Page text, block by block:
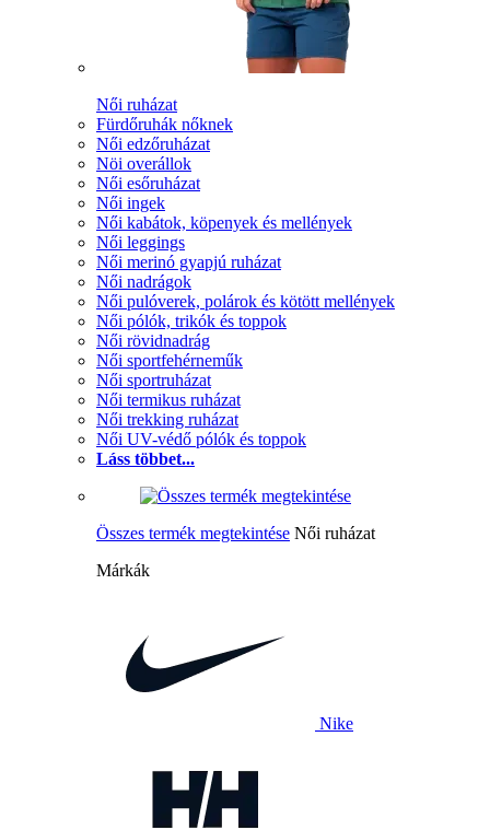
Női ruházat
Fürdőruhák nőknek
Női edzőruházat
Nöi overállok
Női esőruházat
Női ingek
Női kabátok, köpenyek és mellények
Női leggings
Női merinó gyapjú ruházat
Női nadrágok
Női pulóverek, polárok és kötött mellények
Női pólók, trikók és toppok
Női rövidnadrág
Női sportfehérneműk
Női sportruházat
Női termikus ruházat
Női trekking ruházat
Női UV-védő pólók és toppok
Láss többet...
Összes termék megtekintése Női ruházat
Márkák
Nike